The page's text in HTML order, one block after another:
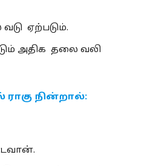
ஏற்படும்.
அதிக தலை வலி
ராகு நின்றால்: